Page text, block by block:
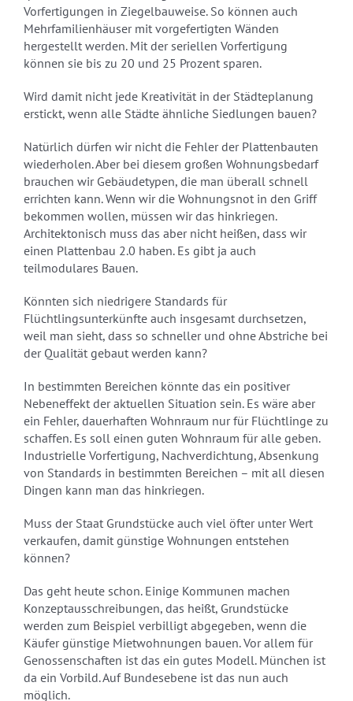
Vorfertigungen in Ziegelbauweise. So können auch
Mehrfamilienhäuser mit vorgefertigten Wänden
hergestellt werden. Mit der seriellen Vorfertigung
können sie bis zu 20 und 25 Prozent sparen.
Wird damit nicht jede Kreativität in der Städteplanung
erstickt, wenn alle Städte ähnliche Siedlungen bauen?
Natürlich dürfen wir nicht die Fehler der Plattenbauten
wiederholen. Aber bei diesem großen Wohnungsbedarf
brauchen wir Gebäudetypen, die man überall schnell
errichten kann. Wenn wir die Wohnungsnot in den Griff
bekommen wollen, müssen wir das hinkriegen.
Architektonisch muss das aber nicht heißen, dass wir
einen Plattenbau 2.0 haben. Es gibt ja auch
teilmodulares Bauen.
Könnten sich niedrigere Standards für
Flüchtlingsunterkünfte auch insgesamt durchsetzen,
weil man sieht, dass so schneller und ohne Abstriche bei
der Qualität gebaut werden kann?
In bestimmten Bereichen könnte das ein positiver
Nebeneffekt der aktuellen Situation sein. Es wäre aber
ein Fehler, dauerhaften Wohnraum nur für Flüchtlinge zu
schaffen. Es soll einen guten Wohnraum für alle geben.
Industrielle Vorfertigung, Nachverdichtung, Absenkung
von Standards in bestimmten Bereichen – mit all diesen
Dingen kann man das hinkriegen.
Muss der Staat Grundstücke auch viel öfter unter Wert
verkaufen, damit günstige Wohnungen entstehen
können?
Das geht heute schon. Einige Kommunen machen
Konzeptausschreibungen, das heißt, Grundstücke
werden zum Beispiel verbilligt abgegeben, wenn die
Käufer günstige Mietwohnungen bauen. Vor allem für
Genossenschaften ist das ein gutes Modell. München ist
da ein Vorbild. Auf Bundesebene ist das nun auch
möglich.